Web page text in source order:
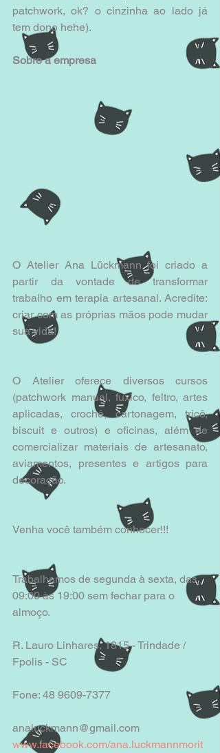
patchwork, ok? o cinzinha ao lado já
tem dono hehe).
Sobre a empresa
O Atelier Ana Lückmann foi criado a
partir da vontade de transformar
trabalho em terapia artesanal. Acredite:
criar com as próprias mãos pode mudar
sua vida!
O Atelier oferece diversos cursos
(patchwork manual, fuxico, feltro, artes
aplicadas, crochê, cartonagem, tricô,
biscuit e outros) e oficinas, além de
comercializar materiais de artesanato,
aviamentos, presentes e artigos para
decoração.
Venha você também conhecer!!!
Trabalhamos de segunda à sexta, das
09:00 às 19:00 sem fechar para o
almoço.
R. Lauro Linhares, 1815 - Trindade /
Fpolis - SC
Fone: 48 9609-7377
analuckmann@gmail.com
www.facebook.com/ana.luckmannmorit